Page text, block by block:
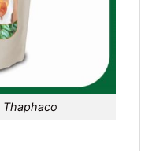
Thaphaco